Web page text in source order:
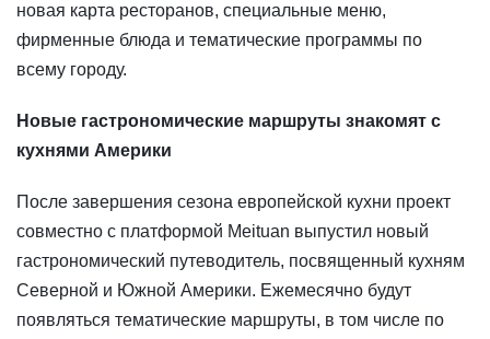
новая карта ресторанов, специальные меню,
фирменные блюда и тематические программы по
всему городу.
Новые гастрономические маршруты знакомят с
кухнями Америки
После завершения сезона европейской кухни проект
совместно с платформой Meituan выпустил новый
гастрономический путеводитель, посвященный кухням
Северной и Южной Америки. Ежемесячно будут
появляться тематические маршруты, в том числе по